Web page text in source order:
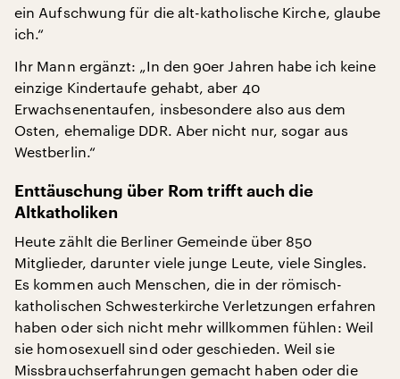
ein Aufschwung für die alt-katholische Kirche, glaube
ich.“
Ihr Mann ergänzt: „In den 90er Jahren habe ich keine
einzige Kindertaufe gehabt, aber 40
Erwachsenentaufen, insbesondere also aus dem
Osten, ehemalige DDR. Aber nicht nur, sogar aus
Westberlin.“
Enttäuschung über Rom trifft auch die
Altkatholiken
Heute zählt die Berliner Gemeinde über 850
Mitglieder, darunter viele junge Leute, viele Singles.
Es kommen auch Menschen, die in der römisch-
katholischen Schwesterkirche Verletzungen erfahren
haben oder sich nicht mehr willkommen fühlen: Weil
sie homosexuell sind oder geschieden. Weil sie
Missbrauchserfahrungen gemacht haben oder die